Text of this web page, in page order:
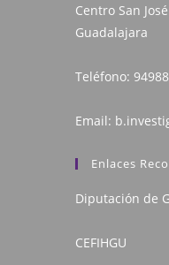
Centro San
Guadalajara
Teléfono:
Email:
Enlaces
Diputación de
CEFIHGU